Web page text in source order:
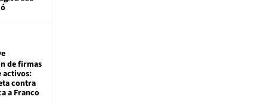
de firmas
activos:
contra
a Franco